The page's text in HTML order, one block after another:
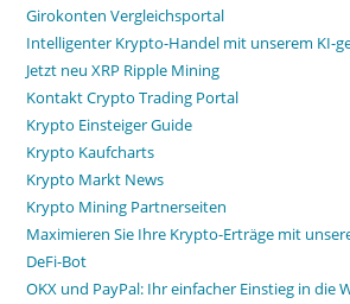
Girokonten Vergleichsportal
Intelligenter Krypto-Handel mit unserem KI-
Jetzt neu XRP Ripple Mining
Kontakt Crypto Trading Portal
Krypto Einsteiger Guide
Krypto Kaufcharts
Krypto Markt News
Krypto Mining Partnerseiten
Maximieren Sie Ihre Krypto-Erträge mit
DeFi-Bot
OKX und PayPal: Ihr einfacher Einstieg in die